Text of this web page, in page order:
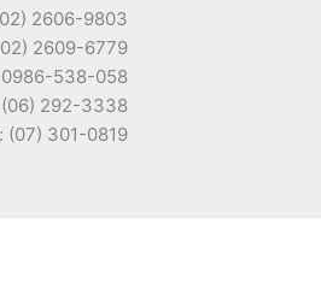
2606-9803
2609-6779
0986-538-058
(06) 292-3338
(07) 301-0819